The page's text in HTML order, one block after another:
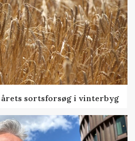
årets sortsforsøg i vinterbyg